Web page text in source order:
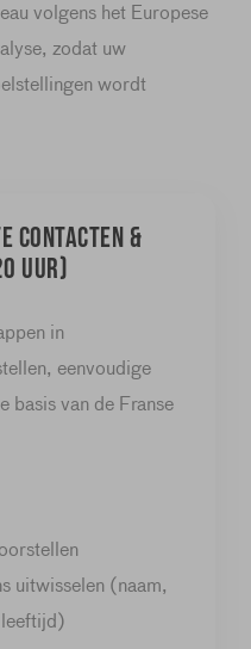
volgens het Europese
zodat uw
wordt
contacten &
uur)
in
eenvoudige
basis van de Franse
uitwisselen (naam,